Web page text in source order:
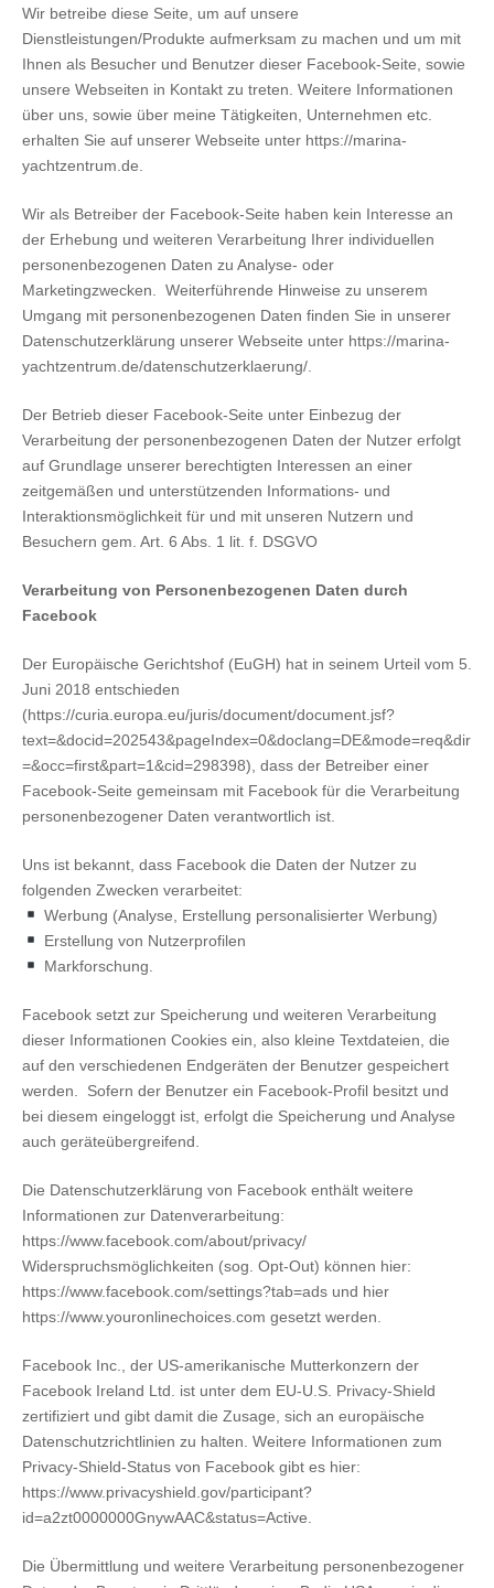
Wir betreibe diese Seite, um auf unsere
Dienstleistungen/Produkte aufmerksam zu machen und um mit
Ihnen als Besucher und Benutzer dieser Facebook-Seite, sowie
unsere Webseiten in Kontakt zu treten. Weitere Informationen
über uns, sowie über meine Tätigkeiten, Unternehmen etc.
erhalten Sie auf unserer Webseite unter https://marina-
yachtzentrum.de.
Wir als Betreiber der Facebook-Seite haben kein Interesse an
der Erhebung und weiteren Verarbeitung Ihrer individuellen
personenbezogenen Daten zu Analyse- oder
Marketingzwecken. Weiterführende Hinweise zu unserem
Umgang mit personenbezogenen Daten finden Sie in unserer
Datenschutzerklärung unserer Webseite unter https://marina-
yachtzentrum.de/datenschutzerklaerung/.
Der Betrieb dieser Facebook-Seite unter Einbezug der
Verarbeitung der personenbezogenen Daten der Nutzer erfolgt
auf Grundlage unserer berechtigten Interessen an einer
zeitgemäßen und unterstützenden Informations- und
Interaktionsmöglichkeit für und mit unseren Nutzern und
Besuchern gem. Art. 6 Abs. 1 lit. f. DSGVO
Verarbeitung von Personenbezogenen Daten durch
Facebook
Der Europäische Gerichtshof (EuGH) hat in seinem Urteil vom 5.
Juni 2018 entschieden
(https://curia.europa.eu/juris/document/document.jsf?
text=&docid=202543&pageIndex=0&doclang=DE&mode=req&dir
=&occ=first&part=1&cid=298398), dass der Betreiber einer
Facebook-Seite gemeinsam mit Facebook für die Verarbeitung
personenbezogener Daten verantwortlich ist.
Uns ist bekannt, dass Facebook die Daten der Nutzer zu
folgenden Zwecken verarbeitet:
Werbung (Analyse, Erstellung personalisierter Werbung)
Erstellung von Nutzerprofilen
Markforschung.
Facebook setzt zur Speicherung und weiteren Verarbeitung
dieser Informationen Cookies ein, also kleine Textdateien, die
auf den verschiedenen Endgeräten der Benutzer gespeichert
werden. Sofern der Benutzer ein Facebook-Profil besitzt und
bei diesem eingeloggt ist, erfolgt die Speicherung und Analyse
auch geräteübergreifend.
Die Datenschutzerklärung von Facebook enthält weitere
Informationen zur Datenverarbeitung:
https://www.facebook.com/about/privacy/
Widerspruchsmöglichkeiten (sog. Opt-Out) können hier:
https://www.facebook.com/settings?tab=ads und hier
https://www.youronlinechoices.com gesetzt werden.
Facebook Inc., der US-amerikanische Mutterkonzern der
Facebook Ireland Ltd. ist unter dem EU-U.S. Privacy-Shield
zertifiziert und gibt damit die Zusage, sich an europäische
Datenschutzrichtlinien zu halten. Weitere Informationen zum
Privacy-Shield-Status von Facebook gibt es hier:
https://www.privacyshield.gov/participant?
id=a2zt0000000GnywAAC&status=Active.
Die Übermittlung und weitere Verarbeitung personenbezogener